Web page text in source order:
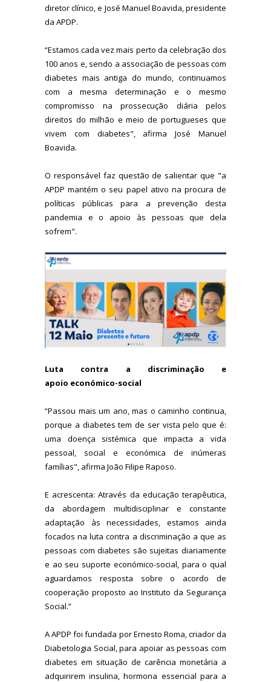
diretor clínico, e José Manuel Boavida, presidente
da APDP.
“Estamos cada vez mais perto da celebração dos
100 anos e, sendo a associação de pessoas com
diabetes mais antiga do mundo, continuamos
com a mesma determinação e o mesmo
compromisso na prossecução diária pelos
direitos do milhão e meio de portugueses que
vivem com diabetes", afirma José Manuel
Boavida.
O responsável faz questão de salientar que "a
APDP mantém o seu papel ativo na procura de
políticas públicas para a prevenção desta
pandemia e o apoio às pessoas que dela
sofrem".
Luta contra a discriminação e
apoio económico-social
“Passou mais um ano, mas o caminho continua,
porque a diabetes tem de ser vista pelo que é:
uma doença sistémica que impacta a vida
pessoal, social e económica de inúmeras
famílias", afirma João Filipe Raposo.
E acrescenta: Através da educação terapêutica,
da abordagem multidisciplinar e constante
adaptação às necessidades, estamos ainda
focados na luta contra a discriminação a que as
pessoas com diabetes são sujeitas diariamente
e ao seu suporte económico-social, para o qual
aguardamos resposta sobre o acordo de
cooperação proposto ao Instituto da Segurança
Social.”
A APDP foi fundada por Ernesto Roma, criador da
Diabetologia Social, para apoiar as pessoas com
diabetes em situação de carência monetária a
adquirirem insulina, hormona essencial para a